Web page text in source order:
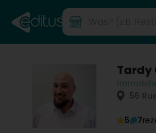
Tardy
56
5 7